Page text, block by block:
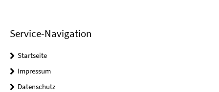
Service-Navigation
Startseite
Impressum
Datenschutz